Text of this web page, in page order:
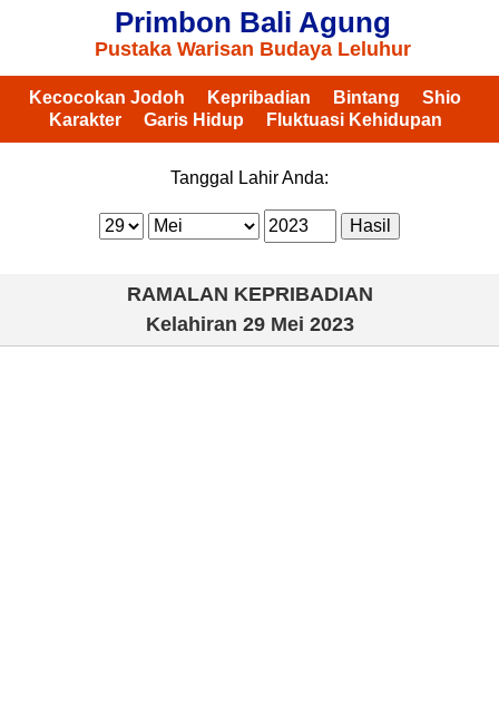
Primbon Bali Agung
Pustaka Warisan Budaya Leluhur
Kecocokan Jodoh Kepribadian Bintang
Shio
Karakter
Garis Hidup Fluktuasi Kehidupan
Tanggal Lahir Anda:
RAMALAN KEPRIBADIAN
Kelahiran 29 Mei 2023